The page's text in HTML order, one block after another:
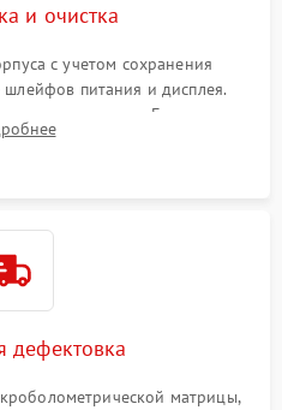
и очистка
с учетом сохранения
питания и дисплея.
окислов и пыли. Бережная
специализированными
дефектовка
матрицы,